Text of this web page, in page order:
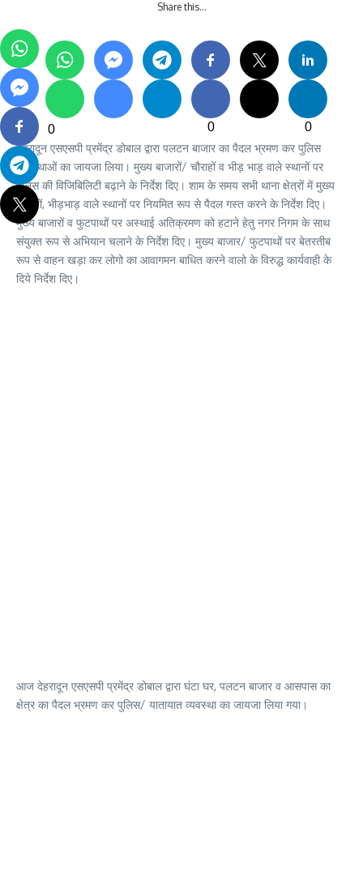
0
Share this…
0
0
देहरादून एसएसपी प्रमेंद्र डोबाल द्वारा पलटन बाजार का पैदल भ्रमण कर पुलिस
व्यवस्थाओं का जायजा लिया। मुख्य बाजारों/ चौराहों व भीड़ भाड़ वाले स्थानों पर
पुलिस की विजिबिलिटी बढ़ाने के निर्देश दिए। शाम के समय सभी थाना क्षेत्रों में मुख्य
बाजारों, भीड़भाड़ वाले स्थानों पर नियमित रूप से पैदल गस्त करने के निर्देश दिए।
मुख्य बाजारों व फुटपाथों पर अस्थाई अतिक्रमण को हटाने हेतु नगर निगम के साथ
संयुक्त रूप से अभियान चलाने के निर्देश दिए। मुख्य बाजार/ फुटपाथों पर बेतरतीब
रूप से वाहन खड़ा कर लोगो का आवागमन बाधित करने वालो के विरुद्ध कार्यवाही के
दिये निर्देश दिए।
आज देहरादून एसएसपी प्रमेंद्र डोबाल द्वारा घंटा घर, पलटन बाजार व आसपास का
क्षेत्र का पैदल भ्रमण कर पुलिस/ यातायात व्यवस्था का जायजा लिया गया।